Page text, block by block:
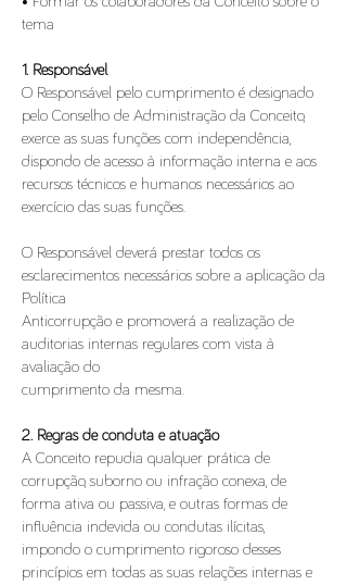
tema
1. Responsável
O Responsável pelo cumprimento é designado
pelo Conselho de Administração da Conceito,
exerce as suas funções com independência,
dispondo de acesso à informação interna e aos
recursos técnicos e humanos necessários ao
exercício das suas funções.
O Responsável deverá prestar todos os
esclarecimentos necessários sobre a aplicação da
Política
Anticorrupção e promoverá a realização de
auditorias internas regulares com vista à
avaliação do
cumprimento da mesma.
2. Regras de conduta e atuação
A Conceito repudia qualquer prática de
corrupção, suborno ou infração conexa, de
forma ativa ou passiva, e outras formas de
influência indevida ou condutas ilícitas,
impondo o cumprimento rigoroso desses
princípios em todas as suas relações internas e